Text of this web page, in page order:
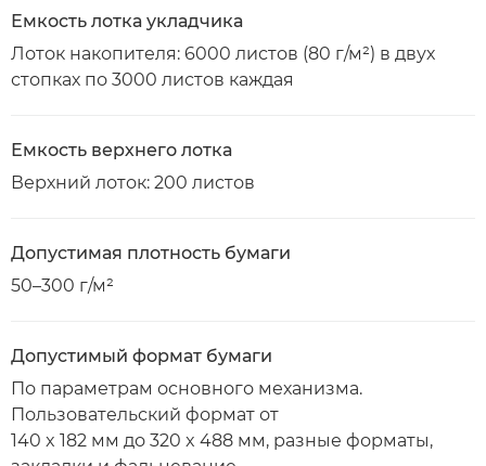
Емкость лотка укладчика
Лоток накопителя: 6000 листов (80 г/м²) в двух
стопках по 3000 листов каждая
Емкость верхнего лотка
Верхний лоток: 200 листов
Допустимая плотность бумаги
50–300 г/м²
Допустимый формат бумаги
По параметрам основного механизма.
Пользовательский формат от
140 x 182 мм до 320 x 488 мм, разные форматы,